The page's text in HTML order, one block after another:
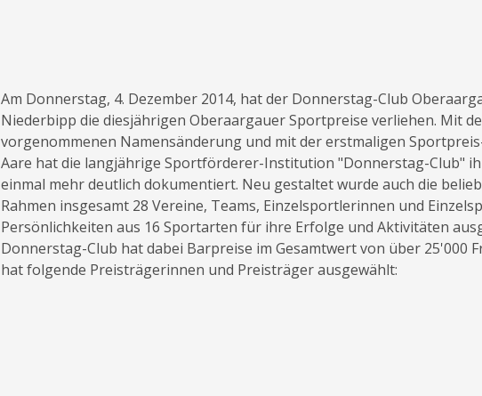
Am Donnerstag, 4. Dezember 2014, hat der Donnerstag-Club
Niederbipp die diesjährigen Oberaargauer Sportpreise verliehen. Mit
vorgenommenen Namensänderung und mit der erstmaligen
Aare hat die langjährige Sportförderer-Institution "Donnerstag-Club"
einmal mehr deutlich dokumentiert. Neu gestaltet wurde auch die
Rahmen insgesamt 28 Vereine, Teams, Einzelsportlerinnen und
Persönlichkeiten aus 16 Sportarten für ihre Erfolge und Aktivitäten
Donnerstag-Club hat dabei Barpreise im Gesamtwert von über 25'000
hat folgende Preisträgerinnen und Preisträger ausgewählt: